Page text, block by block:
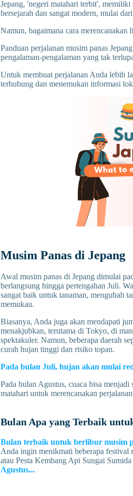
Jepang, 'negeri matahari terbit',
bersejarah dan sangat modern, mulai
Namun, bagaimana cara merencanakan
Panduan perjalanan musim panas
pengalaman-pengalaman yang tak
Untuk membuat perjalanan Anda lebih
terhubung dan menemukan informasi
Musim Panas di Jepang
Awal musim panas di Jepang dimulai
berlangsung hingga pertengahan Juli.
sangat baik untuk tanaman, mengubah
memukau.
Biasanya, Anda juga akan mendapati
menakjubkan, terutama di Tokyo, di
spektakuler. Namun, beberapa daerah
curah hujan tinggi dan risiko topan.
Pada bulan Juli, hujan akan mulai
Pada bulan Agustus, cuaca bisa
matahari untuk merencanakan
Bulan Apa yang Terbaik
Bulan terbaik untuk berlibur musim
Anda ingin menikmati beberapa
atau Pesta Kembang Api Sungai
Agustus...